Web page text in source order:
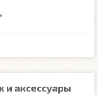
и аксессуары